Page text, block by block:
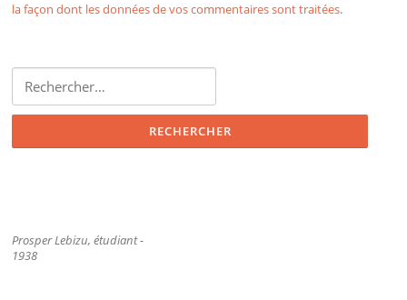
la façon dont les données de vos commentaires sont traitées.
Prosper Lebizu, étudiant -
1938